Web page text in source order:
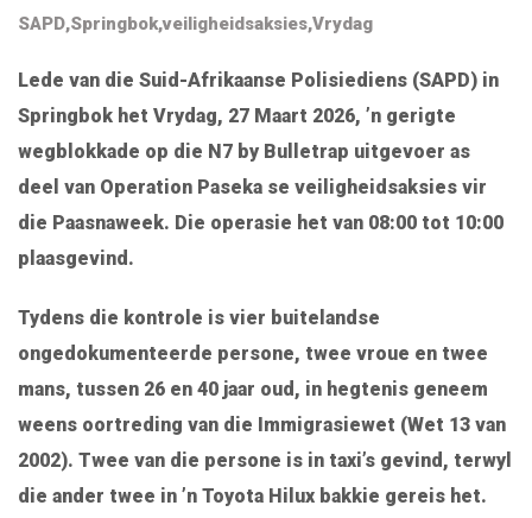
SAPD,Springbok,veiligheidsaksies,Vrydag
Lede van die Suid-Afrikaanse Polisiediens (SAPD) in
Springbok het Vrydag, 27 Maart 2026, ’n gerigte
wegblokkade op die N7 by Bulletrap uitgevoer as
deel van Operation Paseka se veiligheidsaksies vir
die Paasnaweek. Die operasie het van 08:00 tot 10:00
plaasgevind.
Tydens die kontrole is vier buitelandse
ongedokumenteerde persone, twee vroue en twee
mans, tussen 26 en 40 jaar oud, in hegtenis geneem
weens oortreding van die Immigrasiewet (Wet 13 van
2002). Twee van die persone is in taxi’s gevind, terwyl
die ander twee in ’n Toyota Hilux bakkie gereis het.